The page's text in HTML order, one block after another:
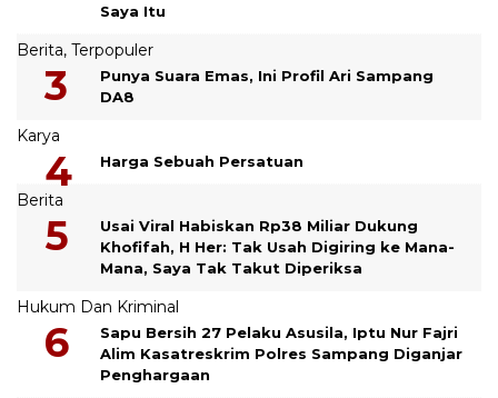
Saya Itu
Berita, Terpopuler
Punya Suara Emas, Ini Profil Ari Sampang
DA8
Karya
Harga Sebuah Persatuan
Berita
Usai Viral Habiskan Rp38 Miliar Dukung
Khofifah, H Her: Tak Usah Digiring ke Mana-
Mana, Saya Tak Takut Diperiksa
Hukum Dan Kriminal
Sapu Bersih 27 Pelaku Asusila, Iptu Nur Fajri
Alim Kasatreskrim Polres Sampang Diganjar
Penghargaan